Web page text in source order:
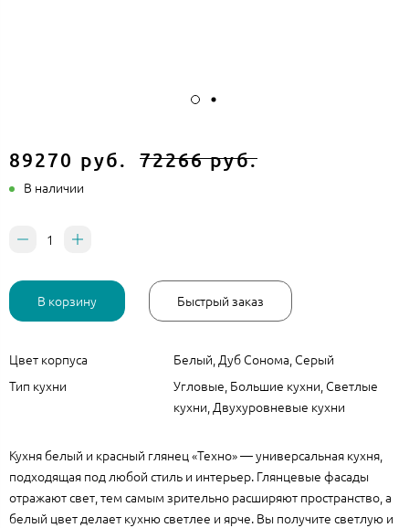
89270 руб. 72266 руб.
В наличии
В корзину Быстрый заказ
Цвет корпуса
Белый, Дуб Сонома, Серый
Тип кухни
Угловые, Большие кухни, Светлые
кухни, Двухуровневые кухни
Кухня белый и красный глянец «Техно» — универсальная кухня,
подходящая под любой стиль и интерьер. Глянцевые фасады
отражают свет, тем самым зрительно расширяют пространство, а
белый цвет делает кухню светлее и ярче. Вы получите светлую и